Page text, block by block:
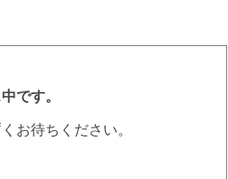
です。
お待ちください。